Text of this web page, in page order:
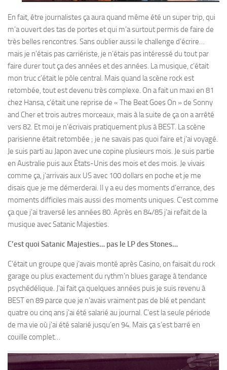
En fait, être journalistes ça aura quand même été un super trip, qui
m’a ouvert des tas de portes et qui m’a surtout permis de faire de
très belles rencontres. Sans oublier aussi le challenge d’écrire…
mais je n’étais pas carriériste, je n’étais pas intéressé du tout par
faire durer tout ça des années et des années. La musique, c’était
mon truc c’était le pôle central. Mais quand la scène rock est
retombée, tout est devenu très complexe. On a fait un maxi en 81
chez Hansa, c’était une reprise de « The Beat Goes On » de Sonny
and Cher et trois autres morceaux, mais à la suite de ça on a arrêté
vers 82. Et moi je n’écrivais pratiquement plus à BEST. La scène
parisienne était retombée ; je ne savais pas quoi faire et j’ai voyagé.
Je suis parti au Japon avec une copine plusieurs mois. Je suis partie
en Australie puis aux États-Unis des mois et des mois. Je vivais
comme ça, j’arrivais aux US avec 100 dollars en poche et je me
disais que je me démerderai. Il y a eu des moments d’errance, des
moments difficiles mais aussi des moments uniques. C’est comme
ça que j’ai traversé les années 80. Après en 84/85 j’ai refait de la
musique avec Satanic Majesties.
C’est quoi Satanic Majesties… pas le LP des Stones…
C’était un groupe que j’avais monté après Casino, on faisait du rock
garage ou plus exactement du rythm’n blues garage à tendance
psychédélique. J’ai fait ça quelques années puis je suis revenu à
BEST en 89 parce que je n’avais vraiment pas de blé et pendant
quatre ou cinq ans j’ai été salarié au journal. C’est la seule période
de ma vie où j’ai été salarié jusqu’en 94. Mais ça s’est barré en
couille complet…